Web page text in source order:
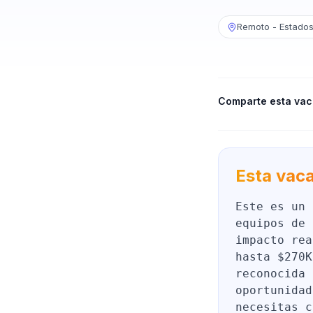
Remoto -
Comparte esta
Esta
Este es
equipos
impacto
hasta
necesitas